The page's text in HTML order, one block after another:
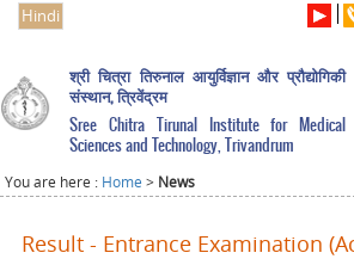
Hindi
श्री चित्रा तिरुनाल आयुर्विज्ञान और प्रौद्योगिकी
संस्थान, त्रिवेंद्रम
Sree Chitra Tirunal Institute for Medical
Sciences and Technology, Trivandrum
You are here : Home > News
Result - Entrance Examination